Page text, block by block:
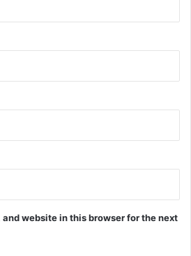
website in this browser for the next